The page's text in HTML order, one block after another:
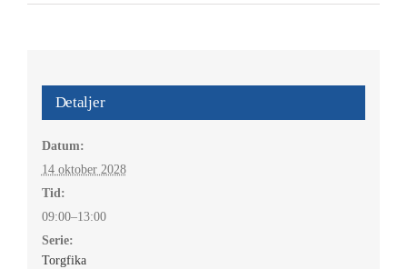
Detaljer
Datum:
14 oktober 2028
Tid:
09:00–13:00
Serie:
Torgfika